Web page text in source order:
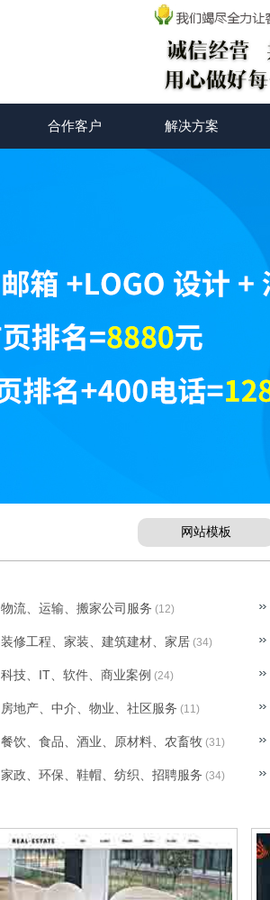
合作客户 解决方案
网站模板
物流、运输、搬家公司服务 (12)
装修工程、家装、建筑建材、家居 (34)
科技、IT、软件、商业案例 (24)
房地产、中介、物业、社区服务 (11)
餐饮、食品、酒业、原材料、农畜牧 (31)
家政、环保、鞋帽、纺织、招聘服务 (34)